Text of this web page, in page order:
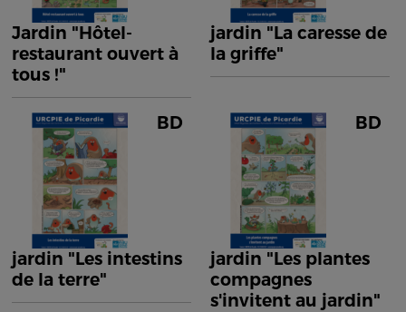
Jardin "Hôtel-
restaurant ouvert à
tous !"
jardin "La caresse de
la griffe"
BD
jardin "Les intestins
de la terre"
BD
jardin "Les plantes
compagnes
s'invitent au jardin"